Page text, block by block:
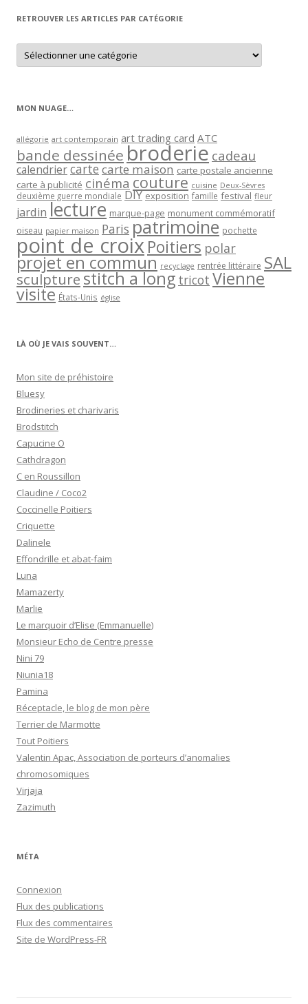
RETROUVER LES ARTICLES PAR CATÉGORIE
Retrouver
les
articles
MON NUAGE…
allégorie art contemporain art trading card ATC
bande dessinée broderie cadeau
calendriercartecarte maison carte postale ancienne
carte à publicité cinéma couture cuisine Deux-Sèvres
deuxième guerre mondiale DIY exposition famille festival fleur
jardin lecture marque-page monument commémoratif
oiseau papier maison Paris patrimoine pochette
point de croixPoitiers polar
projet en commun recyclage rentrée littéraire SAL
sculpturestitch a long tricot Vienne
visite États-Unis église
LÀ OÙ JE VAIS SOUVENT…
Mon site de préhistoire
Bluesy
Brodineries et charivaris
Brodstitch
Capucine O
Cathdragon
C en Roussillon
Claudine / Coco2
Coccinelle Poitiers
Criquette
Dalinele
Effondrille et abat-faim
Luna
Mamazerty
Marlie
Le marquoir d’Elise (Emmanuelle)
Monsieur Echo de Centre presse
Nini 79
Niunia18
Pamina
Réceptacle, le blog de mon père
Terrier de Marmotte
Tout Poitiers
Valentin Apac, Association de porteurs d’anomalies
chromosomiques
Virjaja
Zazimuth
MÉTA
Connexion
Flux des publications
Flux des commentaires
Site de WordPress-FR